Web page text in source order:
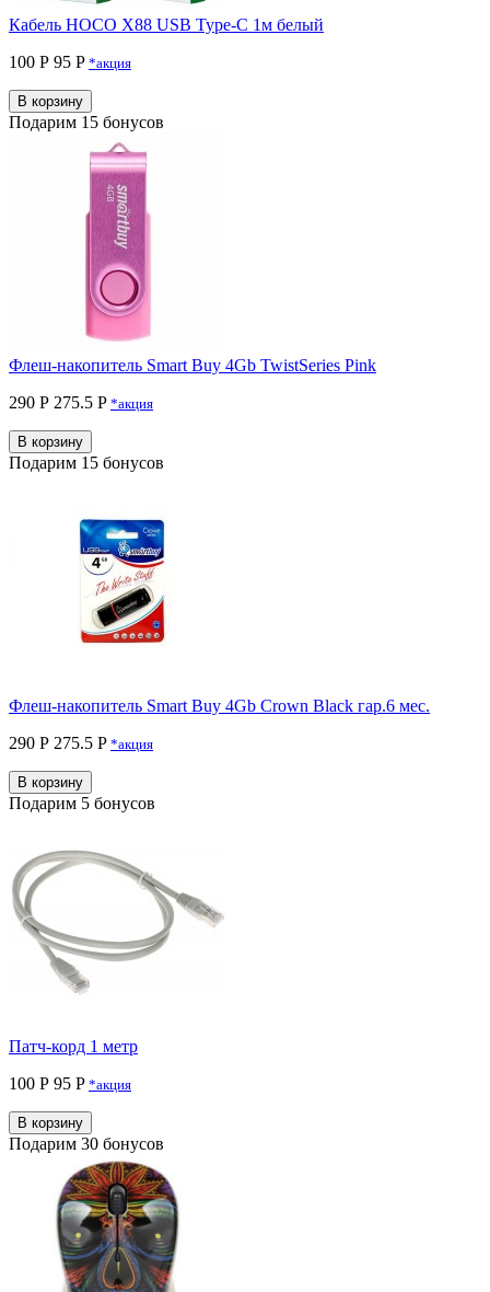
Кабель HOCO X88 USB Type-C 1м белый
100 Р 95 P *акция
В корзину
Подарим 15 бонусов
Флеш-накопитель Smart Buy 4Gb TwistSeries Pink
290 Р 275.5 P *акция
В корзину
Подарим 15 бонусов
Флеш-накопитель Smart Buy 4Gb Crown Black гар.6 мес.
290 Р 275.5 P *акция
В корзину
Подарим 5 бонусов
Патч-корд 1 метр
100 Р 95 P *акция
В корзину
Подарим 30 бонусов